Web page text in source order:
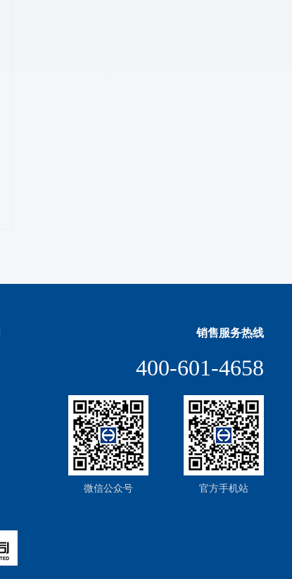
销售服务热线
400-601-4658
微信公众号 官方手机站